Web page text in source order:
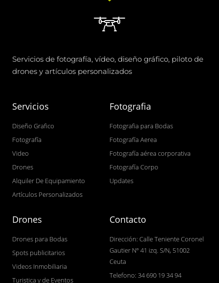
Servicios de fotografía, vídeo, diseño gráfico, piloto de
drones y artículos personalizados
Servicios
Diseño Grafico
Fotografía
Video
Drones
Alquiler De Equipamiento
Artículos Personalizados
Fotografia
Fotografia para Bodas
Fotografía Aerea
Fotografía aérea corporativa
Fotografía Corpo
Updates
Drones
Drones para Bodas
Spots publicitarios
Videos Inmobiliaria
Turistica y de Eventos
Contacto
Dirección: Calle Teniente Coronel
Gautier Nº 41 izq. S/N, 51002
Ceuta
Telefono: 34 690 19 34 94